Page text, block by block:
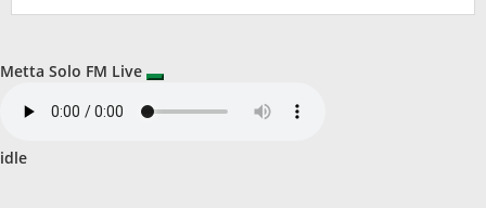
Metta Solo FM Live
idle